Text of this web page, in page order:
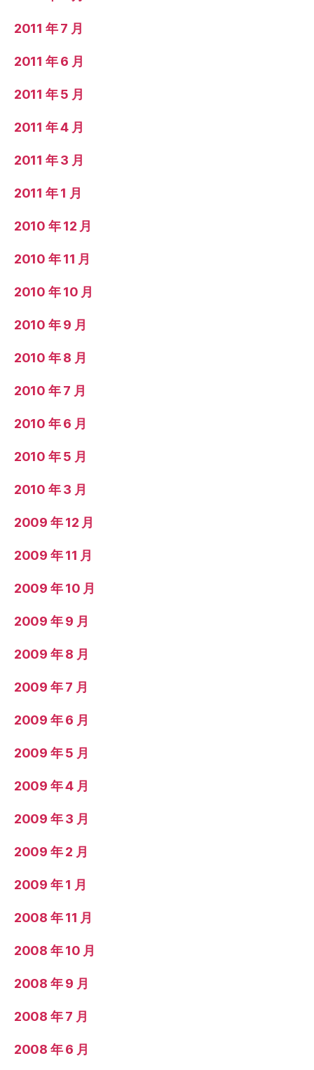
2011 年 7 月
2011 年 6 月
2011 年 5 月
2011 年 4 月
2011 年 3 月
2011 年 1 月
2010 年 12 月
2010 年 11 月
2010 年 10 月
2010 年 9 月
2010 年 8 月
2010 年 7 月
2010 年 6 月
2010 年 5 月
2010 年 3 月
2009 年 12 月
2009 年 11 月
2009 年 10 月
2009 年 9 月
2009 年 8 月
2009 年 7 月
2009 年 6 月
2009 年 5 月
2009 年 4 月
2009 年 3 月
2009 年 2 月
2009 年 1 月
2008 年 11 月
2008 年 10 月
2008 年 9 月
2008 年 7 月
2008 年 6 月